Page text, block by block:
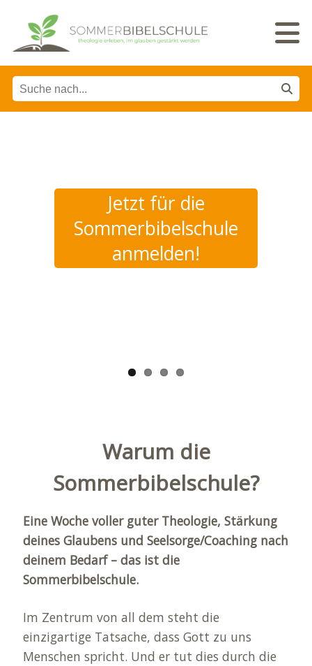
Jetzt für die
Sommerbibelschule
anmelden!
Warum die
Sommerbibelschule?
Eine Woche voller guter Theologie, Stärkung
deines Glaubens und Seelsorge/Coaching nach
deinem Bedarf – das ist die
Sommerbibelschule.
Im Zentrum von all dem steht die
einzigartige Tatsache, dass Gott zu uns
Menschen spricht. Und er tut dies durch die